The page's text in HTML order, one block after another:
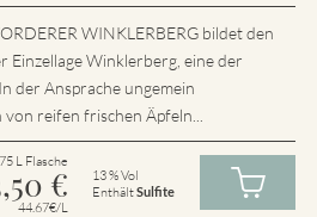
WINKLERBERG bildet den
Einzellage Winklerberg, eine der
der Ansprache ungemein
reifen frischen Äpfeln...
L Flasche
€
44.67€/L
13 % Vol
EnthältSulfite